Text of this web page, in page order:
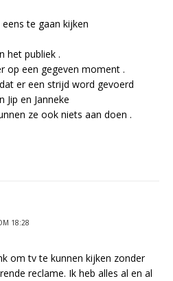
te gaan kijken
het publiek .
op een gegeven moment .
er een strijd word gevoerd
Jip en Janneke
ze ook niets aan doen .
18:28
om tv te kunnen kijken zonder
reclame. Ik heb alles al en al